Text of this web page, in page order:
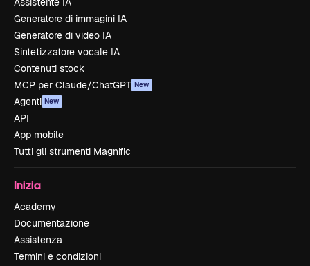
Generatore di immagini IA
Generatore di video IA
Sintetizzatore vocale IA
Contenuti stock
MCP per Claude/ChatGPT New
Agenti New
API
App mobile
Tutti gli strumenti Magnific
Inizia
Academy
Documentazione
Assistenza
Termini e condizioni